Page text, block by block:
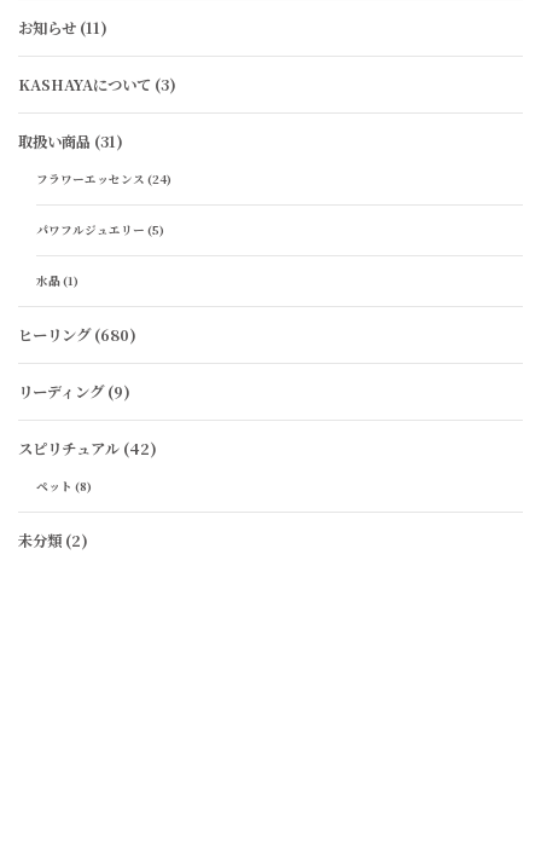
お知らせ (11)
KASHAYAについて (3)
取扱い商品 (31)
フラワーエッセンス (24)
パワフルジュエリー (5)
水晶(1)
ヒーリング(680)
リーディング(9)
スピリチュアル (42)
ペット (8)
未分類 (2)